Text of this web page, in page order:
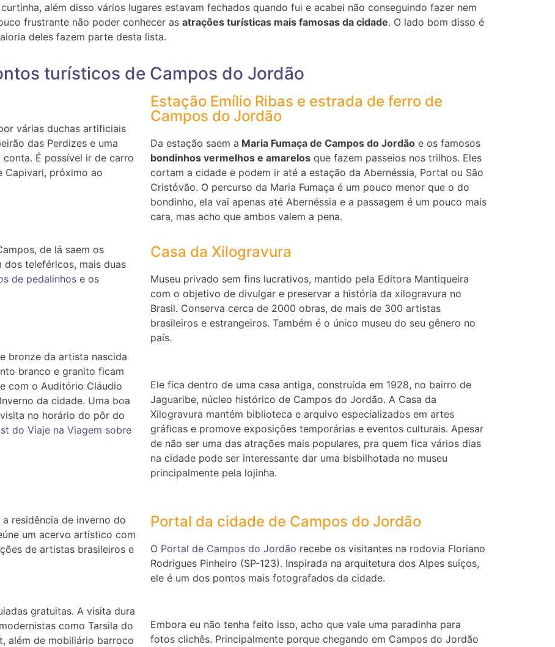
além disso vários lugares estavam fechados quando fui e acabei não conseguindo fazer nem
frustrante não poder conhecer as atrações turísticas mais famosas da cidade. O lado bom disso é
deles fazem parte desta lista.
turísticos de Campos do Jordão
várias duchas artificiais
das Perdizes e uma
É possível ir de carro
Capivari, próximo ao
de lá saem os
dos teleféricos, mais duas
de pedalinhos e os
bronze da artista nascida
branco e granito ficam
com o Auditório Cláudio
da cidade. Uma boa
no horário do pôr do
do Viaje na Viagem sobre
residência de inverno do
um acervo artístico com
de artistas brasileiros e
gratuitas. A visita dura
como Tarsila do
além de mobiliário barroco
Estação Emílio Ribas e estrada de ferro de
Campos do Jordão
Da estação saem a Maria Fumaça de Campos do Jordão e os famosos
bondinhos vermelhos e amarelos que fazem passeios nos trilhos. Eles
cortam a cidade e podem ir até a estação da Abernéssia, Portal ou São
Cristóvão. O percurso da Maria Fumaça é um pouco menor que o do
bondinho, ela vai apenas até Abernéssia e a passagem é um pouco mais
cara, mas acho que ambos valem a pena.
Casa da Xilogravura
Museu privado sem fins lucrativos, mantido pela Editora Mantiqueira
com o objetivo de divulgar e preservar a história da xilogravura no
Brasil. Conserva cerca de 2000 obras, de mais de 300 artistas
brasileiros e estrangeiros. Também é o único museu do seu gênero no
país.
Ele fica dentro de uma casa antiga, construída em 1928, no bairro de
Jaguaribe, núcleo histórico de Campos do Jordão. A Casa da
Xilogravura mantém biblioteca e arquivo especializados em artes
gráficas e promove exposições temporárias e eventos culturais. Apesar
de não ser uma das atrações mais populares, pra quem fica vários dias
na cidade pode ser interessante dar uma bisbilhotada no museu
principalmente pela lojinha.
Portal da cidade de Campos do Jordão
O Portal de Campos do Jordão recebe os visitantes na rodovia Floriano
Rodrigues Pinheiro (SP-123). Inspirada na arquitetura dos Alpes suíços,
ele é um dos pontos mais fotografados da cidade.
Embora eu não tenha feito isso, acho que vale uma paradinha para
fotos clichês. Principalmente porque chegando em Campos do Jordão